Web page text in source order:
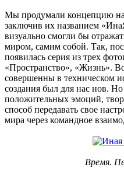
Мы продумали концепцию
заключив их названием
визуально смогли бы
миром, самим собой. Так,
появилась серия из трех
«Пространство», «Жизнь».
совершенны в техническом
создания был для нас нов.
положительных эмоций,
способ передавать свое
мира через командное
Время.